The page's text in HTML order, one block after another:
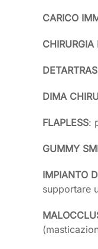
CARICO
DIMA
FLAPLESS:
GUMMY
IMPIANTO
supportare